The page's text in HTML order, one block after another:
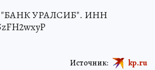
"БАНК УРАЛСИБ". ИНН
Источник: kp.ru